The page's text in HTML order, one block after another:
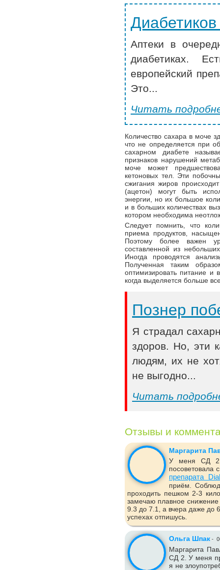
Аптеки в
диабетиках.
европейский
Это...
Читать
Количество сахара в моче
что не определяется при
сахарном диабете
признаков нарушений
моче может
кетоновых тел. Эти
сжигания жиров
(ацетон) могут быть
энергии, но их большое
и в больших количествах
котором необходима
Следует помнить, что
приема продуктов,
Поэтому более важен
составленной из
Иногда проводятся
Полученная таким
оптимизировать питание и
когда выделяется больше
Познер
Я страдал
здоров. Но, эти
людям, их не
не выгодно...
Читать
Отзывы и
Маргарита
У меня СД 2
посоветовала
препарата
приём.
проходить пешком 2-3
замечаю плавное снижение
9.3 до 7.1, а вчера даже до
успехах отпишусь.
Ольга Шпак -
Маргарита
СД 2. У меня
я не